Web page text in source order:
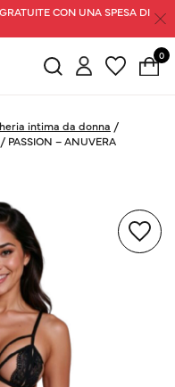
CON UNA SPESA DI
0
intima da donna /
/ PASSION – ANUVERA